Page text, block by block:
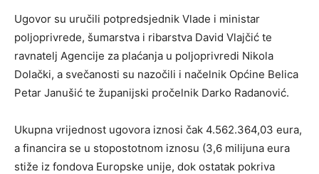
Ugovor su uručili potpredsjednik Vlade i ministar
poljoprivrede, šumarstva i ribarstva David Vlajčić te
ravnatelj Agencije za plaćanja u poljoprivredi Nikola
Dolački, a svečanosti su nazočili i načelnik Općine Belica
Petar Janušić te županijski pročelnik Darko Radanović.
Ukupna vrijednost ugovora iznosi čak 4.562.364,03 eura,
a financira se u stopostotnom iznosu (3,6 milijuna eura
stiže iz fondova Europske unije, dok ostatak pokriva